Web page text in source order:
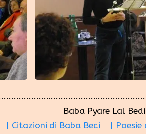
Baba Pyare Lal Bedi
| Citazioni di Baba Bedi | Poesie